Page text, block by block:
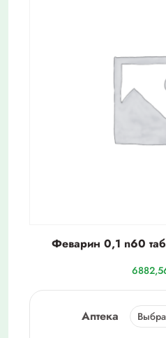
Феварин 0,1 n60
Аптека